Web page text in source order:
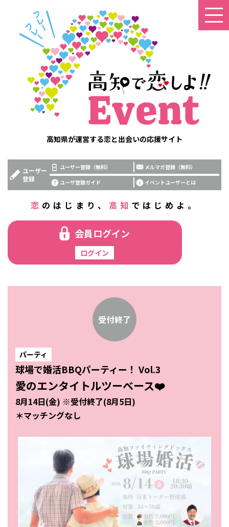
高知県が運営する恋と出会いの応援サイト
ユーザー
登録
ユーザー登録（無料）
メルマガ登録（無料）
ユーザ登録ガイド
イベントユーザーとは
恋 のはじまり、 高知 ではじめよ。
会員ログイン
受付終了
パーティ
球場で婚活BBQパーティー！ Vol.3
愛のエンタイトルツーベース❤️
8月14日(金) ※受付終了(8月5日)
＊マッチングなし